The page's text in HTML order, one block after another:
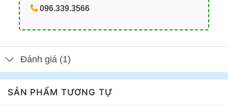
096.339.3566
Đánh giá (1)
SẢN PHẨM TƯƠNG TỰ